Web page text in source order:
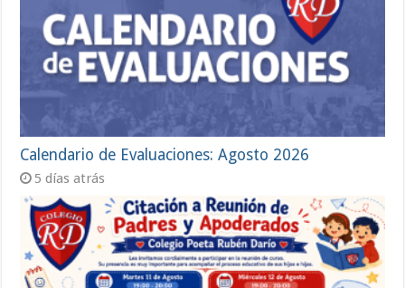
Calendario de Evaluaciones: Agosto 2026
5 días atrás